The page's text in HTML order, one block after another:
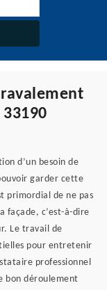
d’un besoin de
garder cette
primordial de ne pas
façade, c’est-à-dire
Le travail de
pour entretenir
professionnel
bon déroulement